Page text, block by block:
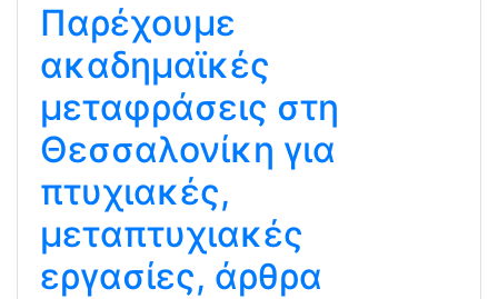
Παρέχουμε
ακαδημαϊκές
μεταφράσεις στη
Θεσσαλονίκη για
πτυχιακές,
μεταπτυχιακές
εργασίες, άρθρα